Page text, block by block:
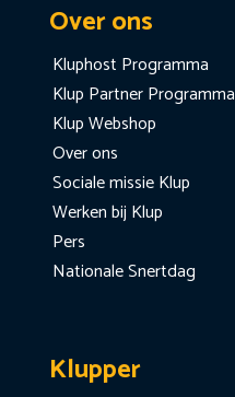
Over ons
Kluphost Programma
Klup Partner Programma
Klup Webshop
Over ons
Sociale missie Klup
Werken bij Klup
Pers
Nationale Snertdag
Klupper